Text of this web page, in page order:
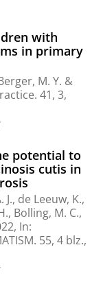
with
in primary
M. Y. &
41, 3,
potential to
cutis in
J., de Leeuw, K.,
, Bolling, M. C.,
, In:
55, 4 blz.,